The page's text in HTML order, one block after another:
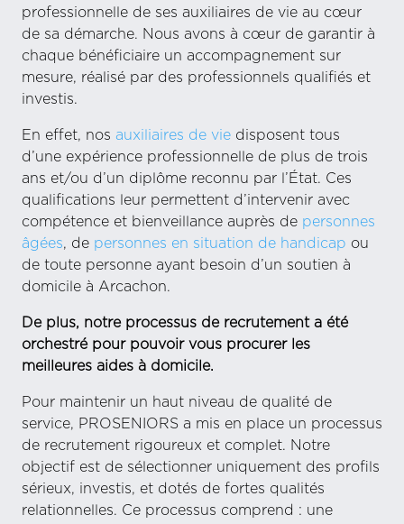
professionnelle de ses auxiliaires de vie au cœur
de sa démarche. Nous avons à cœur de garantir à
chaque bénéficiaire un accompagnement sur
mesure, réalisé par des professionnels qualifiés et
investis.
En effet, nos auxiliaires de vie disposent tous
d’une expérience professionnelle de plus de trois
ans et/ou d’un diplôme reconnu par l’État. Ces
qualifications leur permettent d’intervenir avec
compétence et bienveillance auprès de personnes
âgées, de personnes en situation de handicap ou
de toute personne ayant besoin d’un soutien à
domicile à Arcachon.
De plus, notre processus de recrutement a été
orchestré pour pouvoir vous procurer les
meilleures aides à domicile.
Pour maintenir un haut niveau de qualité de
service, PROSENIORS a mis en place un processus
de recrutement rigoureux et complet. Notre
objectif est de sélectionner uniquement des profils
sérieux, investis, et dotés de fortes qualités
relationnelles. Ce processus comprend : une